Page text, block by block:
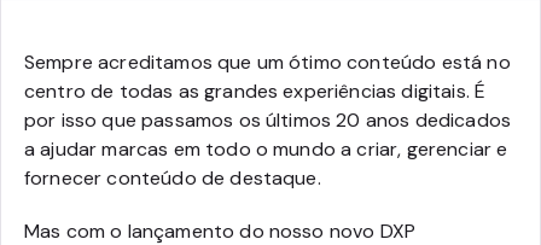
Sempre acreditamos que um ótimo conteúdo está no
centro de todas as grandes experiências digitais. É
por isso que passamos os últimos 20 anos dedicados
a ajudar marcas em todo o mundo a criar, gerenciar e
fornecer conteúdo de destaque.
Mas com o lançamento do nosso novo DXP